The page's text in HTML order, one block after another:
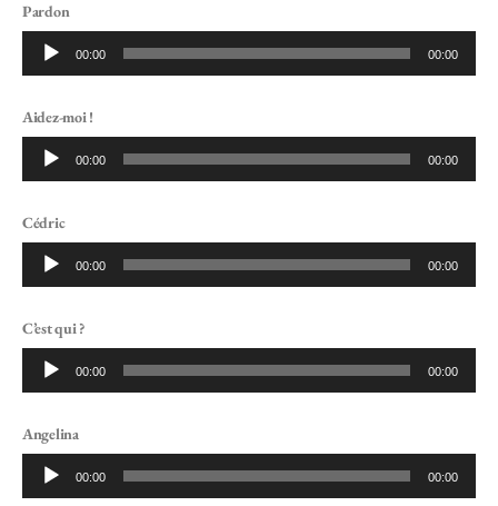
Pardon
Lecteur
00:00 00:00
Aidez-moi !
Lecteur
00:00 00:00
Cédric
Lecteur
00:00 00:00
C’est qui ?
Lecteur
00:00 00:00
Angelina
Lecteur
00:00 00:00